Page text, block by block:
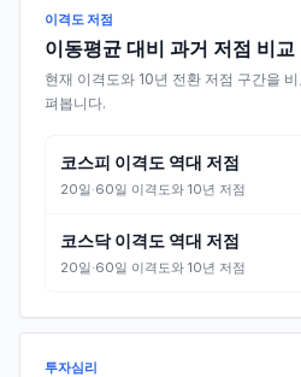
이격도 저점
이동평균 대비 과거 저점 비교
현재 이격도와 10년 전환 저점 구간을
펴봅니다.
코스피 이격도 역대 저점
20일·60일 이격도와 10년 저점
코스닥 이격도 역대 저점
20일·60일 이격도와 10년 저점
투자심리